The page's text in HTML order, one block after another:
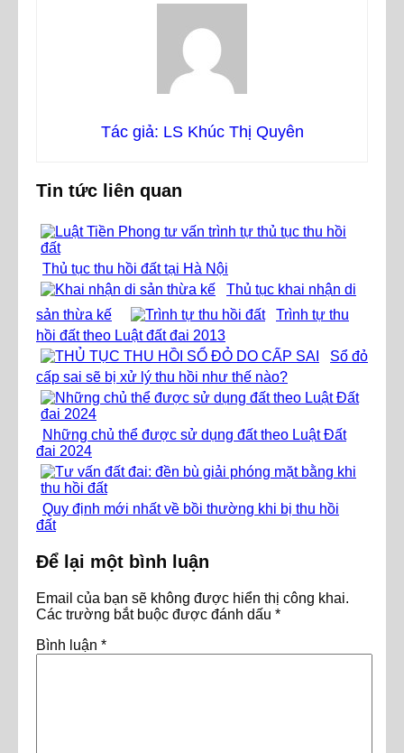
Tác giả: LS Khúc Thị Quyên
Tin tức liên quan
Thủ tục thu hồi đất tại Hà Nội
Thủ tục khai nhận di
sản thừa kế
Trình tự thu
hồi đất theo Luật đất đai 2013
Sổ đỏ
cấp sai sẽ bị xử lý thu hồi như thế nào?
Những chủ thể được sử dụng đất theo Luật Đất
đai 2024
Quy định mới nhất về bồi thường khi bị thu hồi
đất
Để lại một bình luận
Email của bạn sẽ không được hiển thị công khai.
Các trường bắt buộc được đánh dấu *
Bình luận *